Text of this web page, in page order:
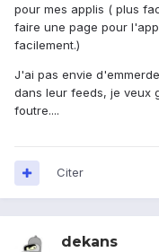
pour mes applis ( plus
faire une page pour
facilement.)
J'ai pas envie
dans leur feeds, je veux
foutre....
Citer
dekans